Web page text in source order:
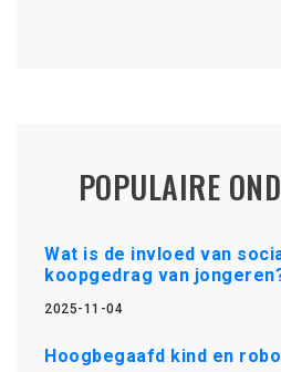
POPULAIRE
Wat is de invloed van
koopgedrag van
2025-11-04
Hoogbegaafd kind en